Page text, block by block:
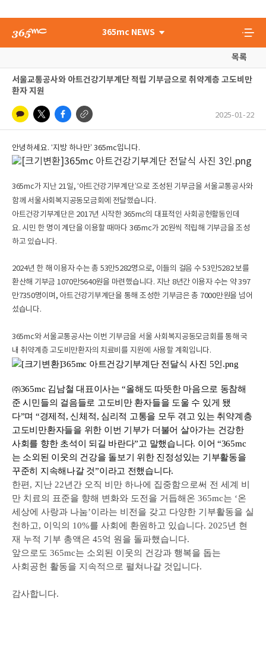
365mc NEWS
목록
서울교통공사와 아트건강기부계단 적립 기부금으로 취약계층 고도비만
환자 지원
2025-01-22
안녕하세요. ‘지방 하나만’ 365mc입니다.
365mc가 지난 21일, ‘아트건강기부계단’으로 조성된 기부금을 서울교통공사와
함께 서울사회복지공동모금회에 전달했습니다.
아트건강기부계단은 2017년 시작한365mc의 대표적인 사회공헌활동인데
요. 시민 한 명이 계단을 이용할 때마다 365mc가 20원씩 적립해 기부금을 조성
하고 있습니다.
2024년 한 해 이용자 수는 총 53만5282명으로, 이들의 걸음 수 53만5282보를
환산해 기부금 1070만5640원을 마련했습니다. 지난 8년간 이용자 수는 약397
만7350명이며 , 아트건강기부계단을 통해 조성한 기부금은 총 7000만원을 넘어
섰습니다.
365mc와 서울교통공사는 이번 기부금을 서울 사회복지공동모금회를 통해 국
내 취약계층 고도비만환자의 치료비를 지원에 사용할 계획입니다.
㈜365mc 김남철 대표이사는 “올해도 따뜻한 마음으로 동참해
준 시민들의 걸음들로 고도비만 환자들을 도울 수 있게 됐
다”며 “경제적, 신체적, 심리적 고통을 모두 겪고 있는 취약계층
고도비만환자들을 위한 이번 기부가 더불어 살아가는 건강한
사회를 향한 초석이 되길 바란다”고 말했습니다. 이어 “365mc
는 소외된 이웃의 건강을 돌보기 위한 진정성있는 기부활동을
꾸준히 지속해나갈 것”이라고 전했습니다.
한편 , 지난 22년간 오직 비만 하나에 집중함으로써 전 세계 비
만 치료의 표준을 향해 변화와 도전을 거듭해온 365mc는 ‘온
세상에 사랑과 나눔’이라는 비전을 갖고 다양한 기부활동을 실
천하고, 이익의 10%를 사회에 환원하고 있습니다. 2025년 현
재 누적 기부 총액은 45억 원을 돌파했습니다.
앞으로도 365mc는 소외된 이웃의 건강과 행복을 돕는
사회공헌 활동을 지속적으로 펼쳐나갈 것입니다.
감사합니다.